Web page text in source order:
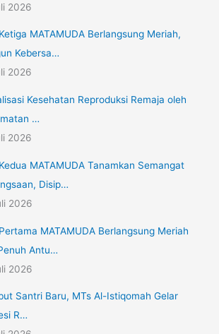
2026
MATAMUDA Berlangsung Meriah,
Kebersa…
2026
Kesehatan Reproduksi Remaja oleh
…
2026
MATAMUDA Tanamkan Semangat
Disip…
2026
MATAMUDA Berlangsung Meriah
Antu…
2026
Santri Baru, MTs Al-Istiqomah Gelar
R…